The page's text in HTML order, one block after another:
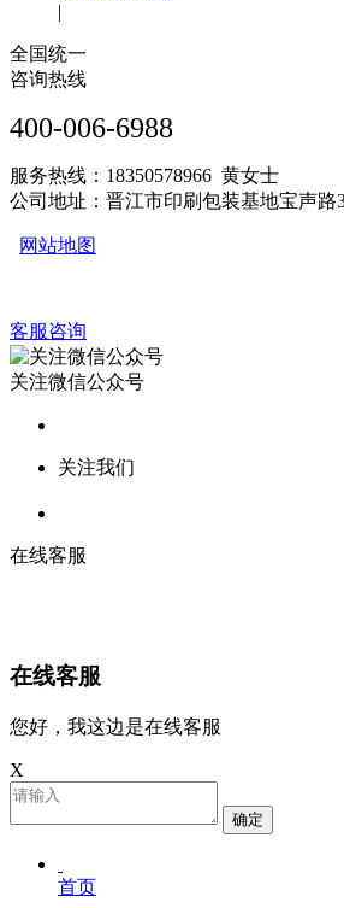
|
全国统一
咨询热线
400-006-6988
服务热线：18350578966 黄女士
公司地址：晋江市印刷包装基地宝声路
网站地图
客服咨询
关注微信公众号
关注我们
在线客服
在线客服
您好，我这边是在线客服
X
确定
首页